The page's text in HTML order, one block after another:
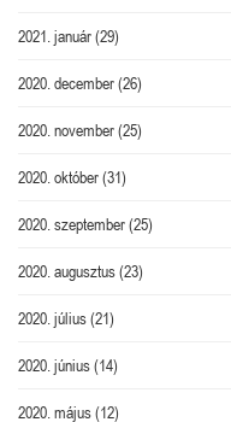
2021. január(29)
2020. december(26)
2020. november(25)
2020. október(31)
2020. szeptember(25)
2020. augusztus(23)
2020. július(21)
2020. június(14)
2020. május(12)